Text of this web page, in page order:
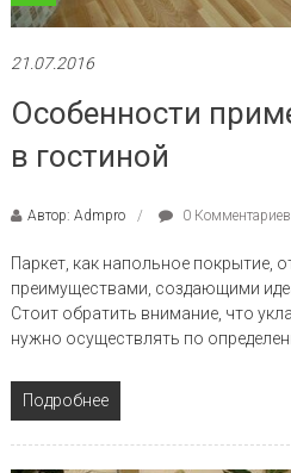
21.07.2016
Особенности
в гостиной
Автор: Admpro 0 Комментариев
Паркет, как напольное покрытие,
преимуществами, создающими
Стоит обратить внимание, что
нужно осуществлять по
Подробнее